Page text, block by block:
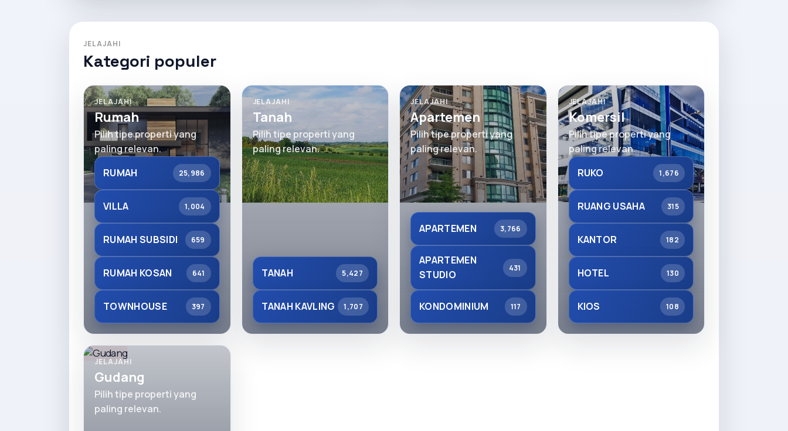
JELAJAHI
Kategori populer
JELAJAHI
Rumah
Pilih tipe properti yang
paling relevan.
RUMAH
25,986
VILLA 1,004
RUMAH SUBSIDI 659
RUMAH KOSAN 641
TOWNHOUSE 397
JELAJAHI
Tanah
Pilih tipe properti yang
paling relevan.
TANAH 5,427
TANAH KAVLING 1,707
JELAJAHI
Apartemen
Pilih tipe properti yang
paling relevan.
APARTEMEN 3,766
APARTEMEN
STUDIO
431
KONDOMINIUM 117
JELAJAHI
Komersil
Pilih tipe properti yang
paling relevan.
RUKO
1,676
RUANG USAHA 315
KANTOR 182
HOTEL 130
KIOS 108
JELAJAHI
Gudang
Pilih tipe properti yang
paling relevan.